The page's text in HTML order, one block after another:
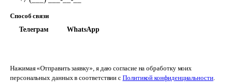
Способ связи
Телеграм
WhatsApp
Нажимая «Отправить заявку», я даю согласие на обработку моих
персональных данных в соответствии сПолитикой конфиденциальности.